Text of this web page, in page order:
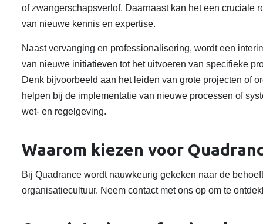
of zwangerschapsverlof. Daarnaast kan het een cruciale
van nieuwe kennis en expertise.
Naast vervanging en professionalisering, wordt een
van nieuwe initiatieven tot het uitvoeren van specifieke
Denk bijvoorbeeld aan het leiden van grote projecten of
helpen bij de implementatie van nieuwe processen of
wet- en regelgeving.
Waarom kiezen voor
Bij Quadrance wordt nauwkeurig gekeken naar de
organisatiecultuur. Neem contact met ons op om te